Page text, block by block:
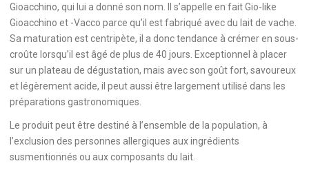
Gioacchino, qui lui a donné son nom. Il s’appelle en fait Gio-like
Gioacchino et -Vacco parce qu’il est fabriqué avec du lait de vache.
Sa maturation est centripète, il a donc tendance à crémer en sous-
croûte lorsqu’il est âgé de plus de 40 jours. Exceptionnel à placer
sur un plateau de dégustation, mais avec son goût fort, savoureux
et légèrement acide, il peut aussi être largement utilisé dans les
préparations gastronomiques.
Le produit peut être destiné à l’ensemble de la population, à
l’exclusion des personnes allergiques aux ingrédients
susmentionnés ou aux composants du lait.